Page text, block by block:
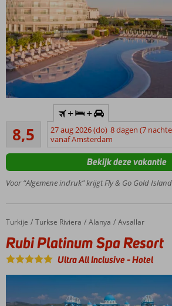
Direct
aan
het
strand
restaurants
Zwembaden
glijbanen
Ultra All
8,5
Aanrader
53
beoordelingen
+ +
27 aug 2026 (do) 8 dagen (7
vanaf Amsterdam
Voor “Algemene indruk” krijgt Fly & Go Gold
Bekijk deze vakantie
Home
Turkije Turkse Riviera Alanya Avsallar
Rubi Platinum Spa Resort
Rubi Platinum Spa Resort
Ultra All Inclusive-Hotel